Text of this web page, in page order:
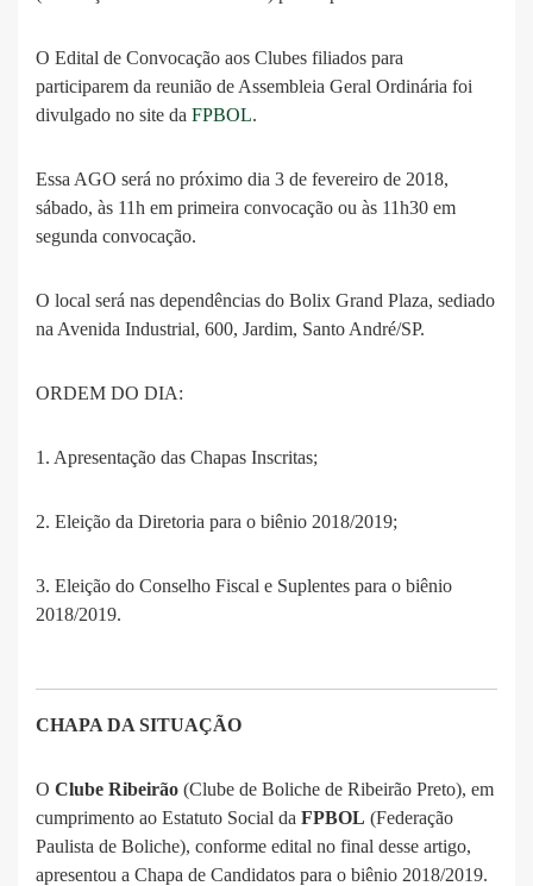
O Edital de Convocação aos Clubes filiados para
participarem da reunião de Assembleia Geral Ordinária foi
divulgado no site da FPBOL.
Essa AGO será no próximo dia 3 de fevereiro de 2018,
sábado, às 11h em primeira convocação ou às 11h30 em
segunda convocação.
O local será nas dependências do Bolix Grand Plaza, sediado
na Avenida Industrial, 600, Jardim, Santo André/SP.
ORDEM DO DIA:
1. Apresentação das Chapas Inscritas;
2. Eleição da Diretoria para o biênio 2018/2019;
3. Eleição do Conselho Fiscal e Suplentes para o biênio
2018/2019.
CHAPA DA SITUAÇÃO
O Clube Ribeirão (Clube de Boliche de Ribeirão Preto), em
cumprimento ao Estatuto Social da FPBOL (Federação
Paulista de Boliche), conforme edital no final desse artigo,
apresentou a Chapa de Candidatos para o biênio 2018/2019.